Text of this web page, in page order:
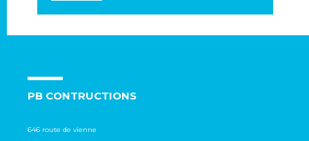
PB CONTRUCTIONS
646 route de vienne